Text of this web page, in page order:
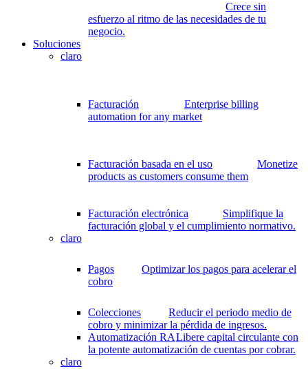
Crece sin
esfuerzo al ritmo de las necesidades de tu
negocio.
Soluciones
claro
Facturación
Enterprise billing
automation for any market
Facturación basada en el uso
Monetize
products as customers consume them
Facturación electrónica
Simplifique la
facturación global y el cumplimiento normativo.
claro
Pagos
Optimizar los pagos para acelerar el
cobro
Colecciones
Reducir el periodo medio de
cobro y minimizar la pérdida de ingresos.
Automatización RALibere capital circulante con
la potente automatización de cuentas por cobrar.
claro